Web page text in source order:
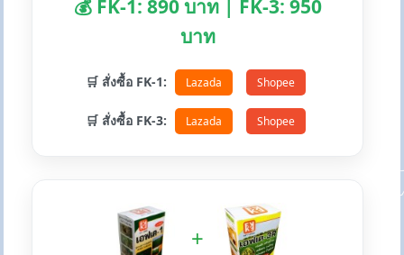
💰 FK-1: 890 บาท | FK-3: 950
บาท
🛒 สั่งซื้อ FK-1: Lazada Shopee
🛒 สั่งซื้อ FK-3: Lazada Shopee
+